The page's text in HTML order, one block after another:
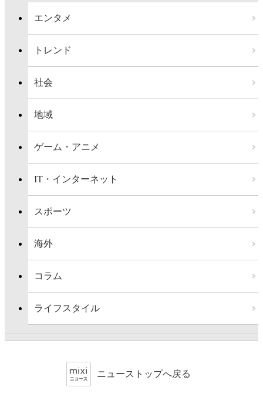
エンタメ
トレンド
社会
地域
ゲーム・アニメ
IT・インターネット
スポーツ
海外
コラム
ライフスタイル
ニューストップへ戻る